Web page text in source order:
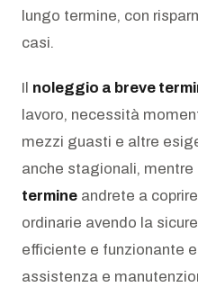
lungo termine, con
casi.
Il noleggio a breve
lavoro, necessità
mezzi guasti e altre
anche stagionali, mentre
termine andrete a
ordinarie avendo la
efficiente e funzionante
assistenza e